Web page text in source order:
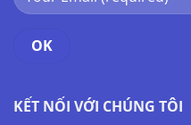
KẾT NỐI VỚI CHÚNG TÔI